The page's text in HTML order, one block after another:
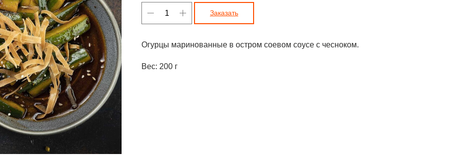
Заказать
Огурцы маринованные в остром соевом соусе с чесноком.
Вес: 200 г